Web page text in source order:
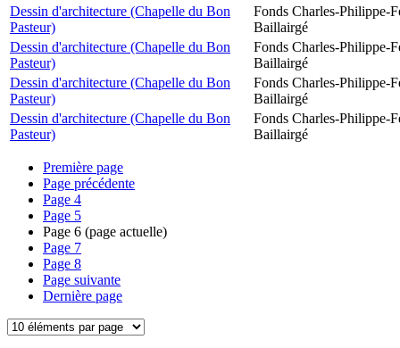
Dessin d'architecture (Chapelle du Bon
Pasteur)
Fonds Charles-Philippe-
Baillairgé
Dessin d'architecture (Chapelle du Bon
Pasteur)
Fonds Charles-Philippe-
Baillairgé
Dessin d'architecture (Chapelle du Bon
Pasteur)
Fonds Charles-Philippe-
Baillairgé
Dessin d'architecture (Chapelle du Bon
Pasteur)
Fonds Charles-Philippe-
Baillairgé
Première page
Page précédente
Page 4
Page 5
Page 6 (page actuelle)
Page 7
Page 8
Page suivante
Dernière page